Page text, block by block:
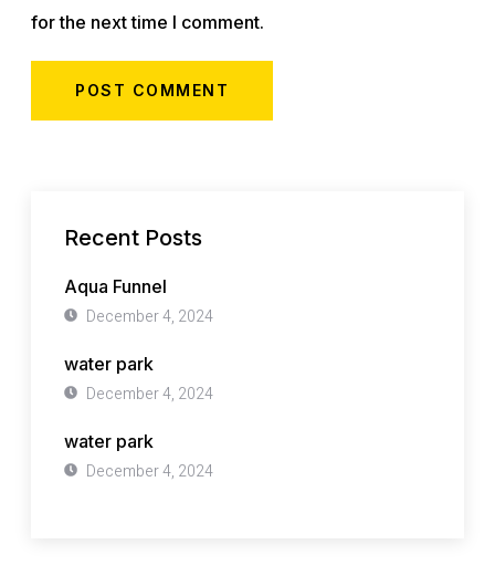
for the next time I comment.
Recent Posts
Aqua Funnel
December 4, 2024
water park
December 4, 2024
water park
December 4, 2024